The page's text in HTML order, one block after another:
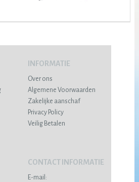
INFORMATIE
Over ons
Algemene Voorwaarden
Zakelijke aanschaf
Privacy Policy
Veilig Betalen
CONTACT INFORMATIE
E-mail: